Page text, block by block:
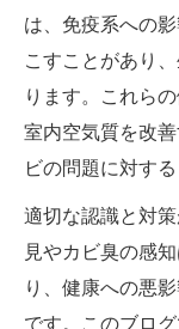
は、免疫系への
こすことがあり
ります。これら
室内空気質を改
ビの問題に対する
適切な認識と対
見やカビ臭の感
り、健康への悪
です。このブロ